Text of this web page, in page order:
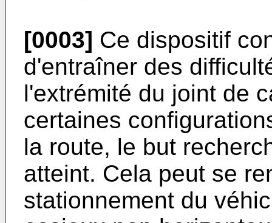
[0003] Ce dispositif
d'entraîner des
l'extrémité du joint de
certaines
la route, le but
atteint. Cela peut se
stationnement du